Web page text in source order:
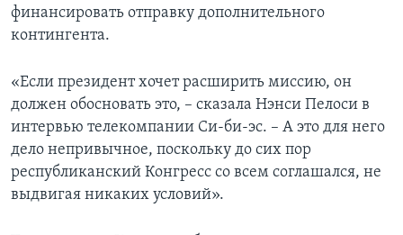
финансировать отправку дополнительного
контингента.
«Если президент хочет расширить миссию, он
должен обосновать это, – сказала Нэнси Пелоси в
интервью телекомпании Си-би-эс. – А это для него
дело непривычное, поскольку до сих пор
республиканский Конгресс со всем соглашался, не
выдвигая никаких условий».